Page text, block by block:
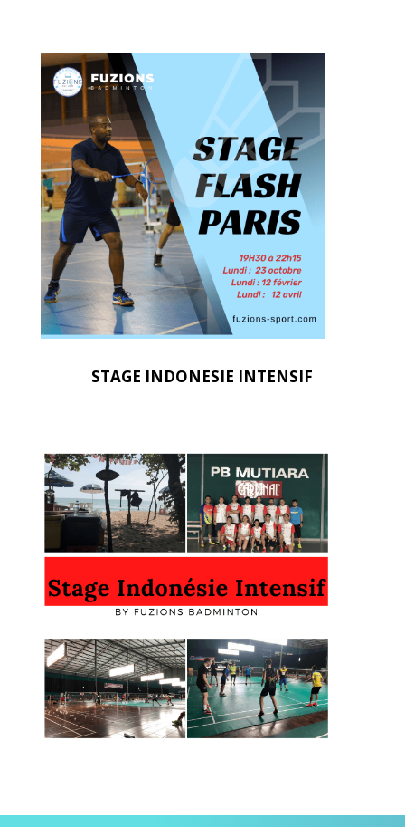
STAGE INDONESIE INTENSIF